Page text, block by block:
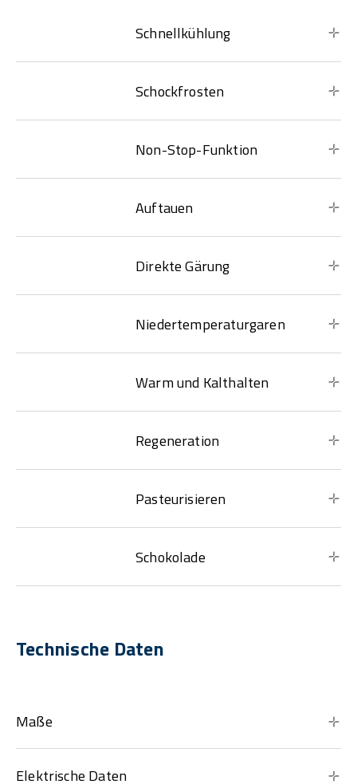
Schnellkühlung
Schockfrosten
Non-Stop-Funktion
Auftauen
Direkte Gärung
Niedertemperaturgaren
Warm und Kalthalten
Regeneration
Pasteurisieren
Schokolade
Technische Daten
Maße
Elektrische Daten